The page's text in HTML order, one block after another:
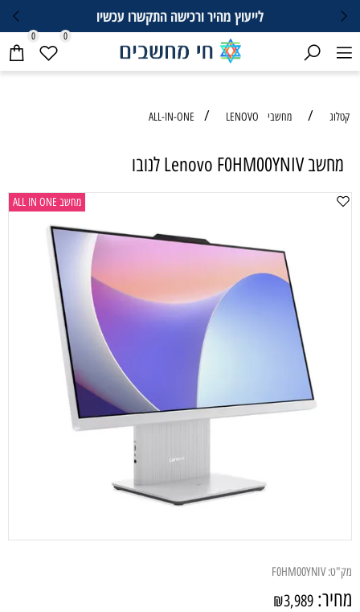
לייעוץ מהיר ורכישה התקשרו עכשיו
0 0
קטלוג / מחשבי ALL-IN-ONE / LENOVO
מחשב Lenovo F0HM00YNIV לנובו
מחשב ALL IN ONE
מק"ט: F0HM00YNIV
מחיר: ₪3,989